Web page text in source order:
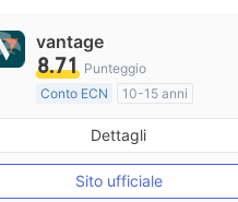
vantage
8.71 Punteggio
Conto ECN
10-15 anni
Regolamentato in Australia
Market Making (MM)
Etichetta principale MT4
Dettagli
Sito ufficiale